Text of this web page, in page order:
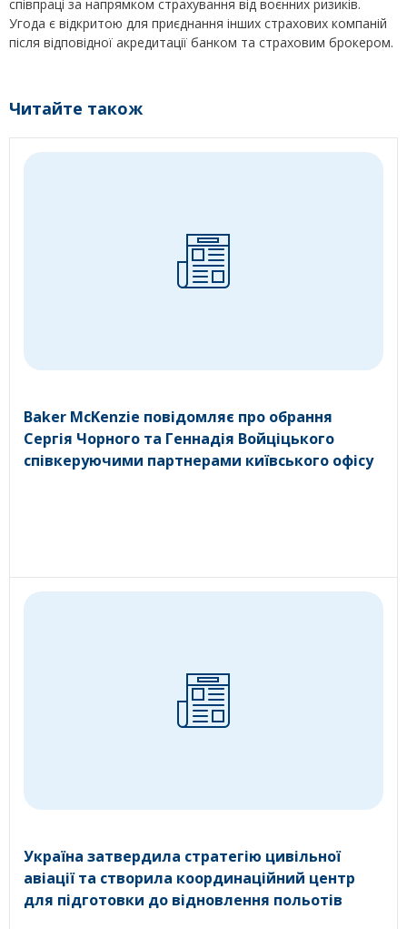
співпраці за напрямком страхування від воєнних ризиків.
Угода є відкритою для приєднання інших страхових компаній
після відповідної акредитації банком та страховим брокером.
Читайте також
Baker McKenzie повідомляє про обрання
Сергія Чорного та Геннадія Войціцького
співкеруючими партнерами київського офісу
Україна затвердила стратегію цивільної
авіації та створила координаційний центр
для підготовки до відновлення польотів